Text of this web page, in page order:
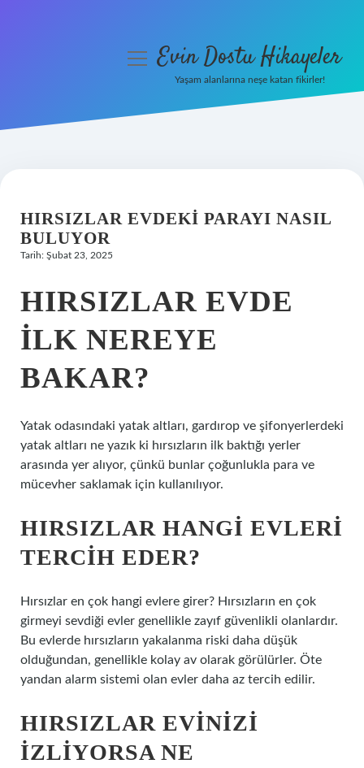
Hakkımızda
menüyüEvin Dostu Hikayeler
Yaşam alanlarına neşe katan fikirler!
HIRSIZLAR EVDEKI PARAYI NASIL
BULUYOR
Tarih: Şubat 23, 2025
HIRSIZLAR EVDE
ILK NEREYE
BAKAR?
Yatak odasındaki yatak altları, gardırop ve şifonyerlerdeki
yatak altları ne yazık ki hırsızların ilk baktığı yerler
arasında yer alıyor, çünkü bunlar çoğunlukla para ve
mücevher saklamak için kullanılıyor.
HIRSIZLAR HANGI EVLERI
TERCIH EDER?
Hırsızlar en çok hangi evlere girer? Hırsızların en çok
girmeyi sevdiği evler genellikle zayıf güvenlikli olanlardır.
Bu evlerde hırsızların yakalanma riski daha düşük
olduğundan, genellikle kolay av olarak görülürler. Öte
yandan alarm sistemi olan evler daha az tercih edilir.
HIRSIZLAR EVINIZI
IZLIYORSA NE